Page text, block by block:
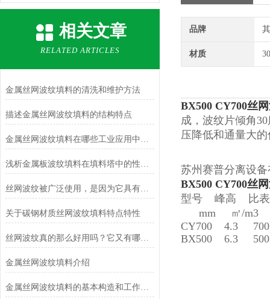
相关文章
RELATED ARTICLES
金属丝网波纹填料的清洗和维护方法
描述金属丝网波纹填料的结构特点
金属丝网波纹填料在哪些工业应用中发挥着重要作用？
浅析金属板波纹填料在填料塔中的性能优势
丝网波纹被广泛使用，是因为它具有的这些特性！
关于碳钢材质丝网波纹填料特点特性
丝网波纹真的那么好用吗？它又有哪些特点呢？
金属丝网波纹填料介绍
金属丝网波纹填料的基本构造和工作原理是什么？
品牌
材质
BX500 CY700丝
成，波纹片倾角
压降低和通量大
苏州赛普分离设
BX500 CY700丝
型号 峰高 比
mm ㎡/m3 I/
CY700 4.3
BX500 6.3